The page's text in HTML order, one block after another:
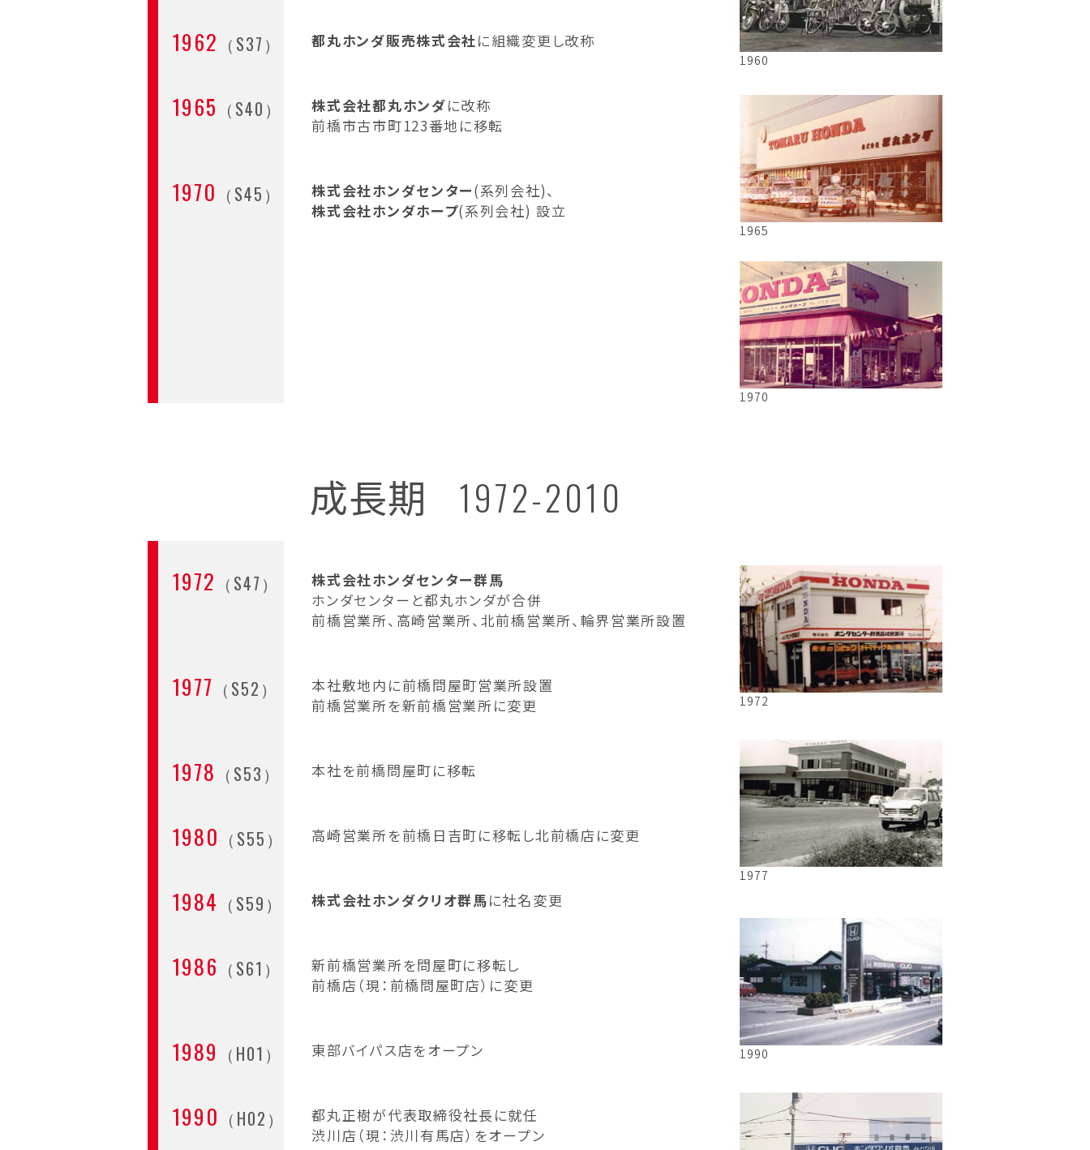
1962 （S37） 都丸ホンダ販売株式会社に組織変更し改称
1965 （S40） 株式会社都丸ホンダに改称
前橋市古市町123番地に移転
1970 （S45） 株式会社ホンダセンター(系列会社)、
株式会社ホンダホープ(系列会社) 設立
1960
1965
1970
成長期 1972-2010
1972 （S47）
株式会社ホンダセンター群馬
ホンダセンターと都丸ホンダが合併
前橋営業所、高崎営業所、北前橋営業所、輪界営業所設置
1977 （S52）
本社敷地内に前橋問屋町営業所設置
前橋営業所を新前橋営業所に変更
1978 （S53） 本社を前橋問屋町に移転
1980 （S55） 高崎営業所を前橋日吉町に移転し北前橋店に変更
1984 （S59） 株式会社ホンダクリオ群馬に社名変更
1986 （S61）
新前橋営業所を問屋町に移転し
前橋店（現：前橋問屋町店）に変更
1989 （H01） 東部バイパス店をオープン
1990 （H02）
都丸正樹が代表取締役社長に就任
渋川店（現：渋川有馬店）をオープン
1972
1977
1990